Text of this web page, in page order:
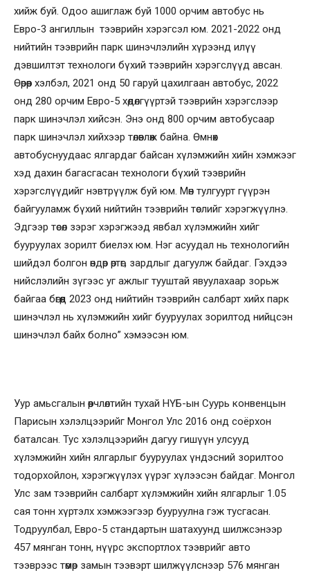
хийж буй. Одоо ашиглаж буй 1000 орчим автобус нь
Евро-3 ангиллын тээврийн хэрэгсэл юм. 2021-2022 онд
нийтийн тээврийн парк шинэчлэлийн хүрээнд илүү
дэвшилтэт технологи бүхий тээврийн хэрэгслүүд авсан.
Өөрөөр хэлбэл, 2021 онд 50 гаруй цахилгаан автобус, 2022
онд 280 орчим Евро-5 хөдөлгүүртэй тээврийн хэрэгслээр
парк шинэчлэл хийсэн. Энэ онд 800 орчим автобусаар
парк шинэчлэл хийхээр төлөвлөж байна. Өмнөх
автобуснуудаас ялгардаг байсан хүлэмжийн хийн хэмжээг
хэд дахин багасгасан технологи бүхий тээврийн
хэрэгслүүдийг нэвтрүүлж буй юм. Мөн тулгуурт гүүрэн
байгууламж бүхий нийтийн тээврийн төслийг хэрэгжүүлнэ.
Эдгээр төсөл зэрэг хэрэгжээд явбал хүлэмжийн хийг
бууруулах зорилт биелэх юм. Нэг асуудал нь технологийн
шийдэл болгон өндөр өртөг, зардлыг дагуулж байдаг. Гэхдээ
нийслэлийн зүгээс уг ажлыг тууштай явуулахаар зорьж
байгаа бөгөөд 2023 онд нийтийн тээврийн салбарт хийх парк
шинэчлэл нь хүлэмжийн хийг бууруулах зорилтод нийцсэн
шинэчлэл байх болно” хэмээсэн юм.
Уур амьсгалын өөрчлөлтийн тухай НҮБ-ын Суурь конвенцын
Парисын хэлэлцээрийг Монгол Улс 2016 онд соёрхон
баталсан. Тус хэлэлцээрийн дагуу гишүүн улсууд
хүлэмжийн хийн ялгарлыг бууруулах үндэсний зорилтоо
тодорхойлон, хэрэгжүүлэх үүрэг хүлээсэн байдаг. Монгол
Улс зам тээврийн салбарт хүлэмжийн хийн ялгарлыг 1.05
сая тонн хүртэлх хэмжээгээр бууруулна гэж тусгасан.
Тодруулбал, Евро-5 стандартын шатахуунд шилжсэнээр
457 мянган тонн, нүүрс экспортлох тээврийг авто
тээврээс төмөр замын тээвэрт шилжүүлснээр 576 мянган